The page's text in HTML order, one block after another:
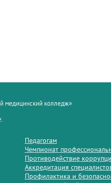
медицинский колледж»
Педагогам
Чемпионат
Противодействие
Аккредитация
Профилактика и